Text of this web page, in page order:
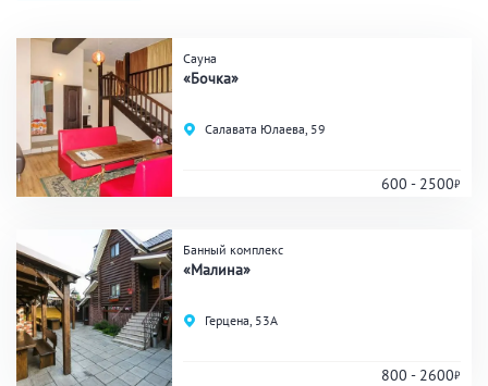
Поводы
Загородный отдых
Праздник/Корпоратив
Вместимость
до 10 человек
от 20 человек
Сауна
«Бочка»
Салавата Юлаева, 59
600 - 2500
Банный комплекс
«Малина»
Герцена, 53А
800 - 2600